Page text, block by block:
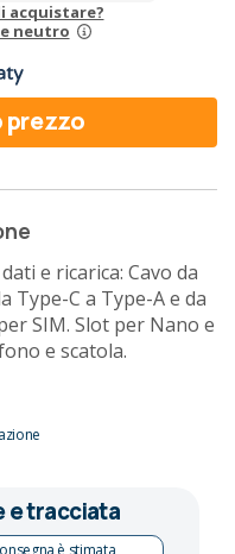
acquistare?
neutro
prezzo
e ricarica: Cavo da
Type-C a Type-A e da
SIM. Slot per Nano e
e scatola.
e tracciata